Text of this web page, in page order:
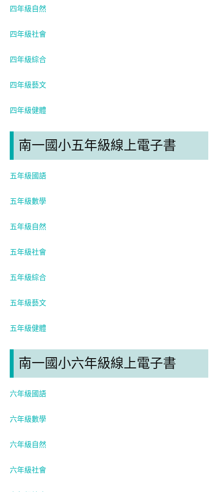
四年級自然
四年級社會
四年級綜合
四年級藝文
四年級健體
南一國小五年級線上電子書
五年級國語
五年級數學
五年級自然
五年級社會
五年級綜合
五年級藝文
五年級健體
南一國小六年級線上電子書
六年級國語
六年級數學
六年級自然
六年級社會